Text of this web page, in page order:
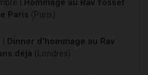
|
Hommage au Rav Yossef
Paris (Paris)
Dinner d'hommage au Rav
déjà (Londres)